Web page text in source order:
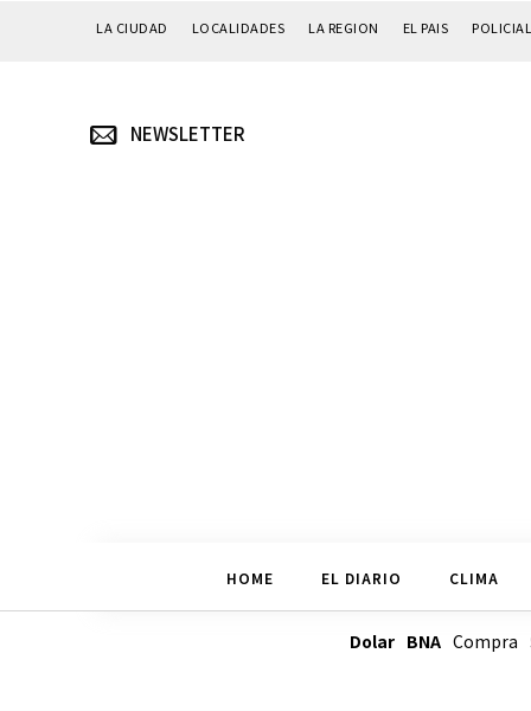
LA CIUDAD LOCALIDADES LA REGION EL PAIS
NEWSLETTER
HOME EL DIARIO CLIMA
Dolar BNACompra